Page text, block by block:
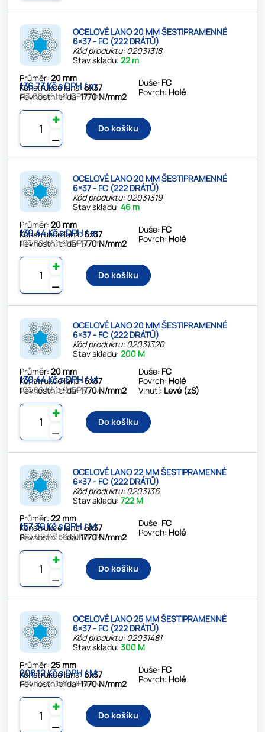
OCELOVÉ LANO 20 MM ŠESTIPRAMENNÉ
6×37 - FC (222 DRÁTŮ)
Kód produktu: 02031318
Stav skladu:22 m
Průměr:20 mm
Konstrukce lana:6x37
Pevnostní třída:1770 N/mm2
Duše: FC
Povrch: Holé
136.73 Kč s DPH / m
113.00 Kč bez DPH / m
⚊
✚
Do košíku
OCELOVÉ LANO 20 MM ŠESTIPRAMENNÉ
6×37 - FC (222 DRÁTŮ)
Kód produktu: 02031319
Stav skladu:46 m
Průměr:20 mm
Konstrukce lana:6x37
Pevnostní třída:1770 N/mm2
Duše: FC
Povrch: Holé
130.44 Kč s DPH / m
107.80 Kč bez DPH / m
⚊
✚
Do košíku
OCELOVÉ LANO 20 MM ŠESTIPRAMENNÉ
6×37 - FC (222 DRÁTŮ)
Kód produktu: 02031320
Stav skladu:200 M
Průměr:20 mm
Konstrukce lana:6x37
Pevnostní třída:1770 N/mm2
Duše: FC
Povrch: Holé
Vinutí: Levé (zS)
130.44 Kč s DPH / M
107.80 Kč bez DPH / M
⚊
✚
Do košíku
OCELOVÉ LANO 22 MM ŠESTIPRAMENNÉ
6×37 - FC (222 DRÁTŮ)
Kód produktu: 0203136
Stav skladu:722 M
Průměr:22 mm
Konstrukce lana:6x37
Pevnostní třída:1770 N/mm2
Duše: FC
Povrch: Holé
157.30 Kč s DPH / M
130.00 Kč bez DPH / M
⚊
✚
Do košíku
OCELOVÉ LANO 25 MM ŠESTIPRAMENNÉ
6×37 - FC (222 DRÁTŮ)
Kód produktu: 02031481
Stav skladu:300 M
Průměr:25 mm
Konstrukce lana: 6x37
Pevnostní třída:1770 N/mm2
Duše: FC
Povrch: Holé
208.12 Kč s DPH / M
172.00 Kč bez DPH / M
⚊
✚
Do košíku